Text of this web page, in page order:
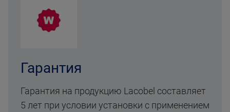
Гарантия
Гарантия на продукцию Lacobel составляет
5 лет при условии установки с применением